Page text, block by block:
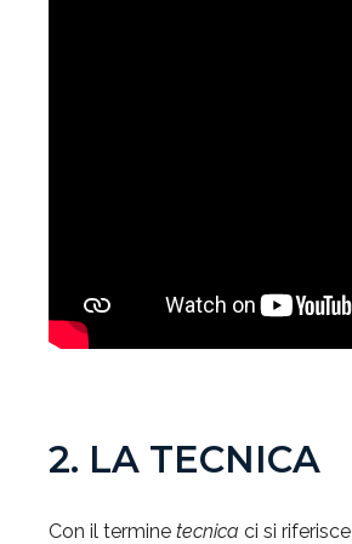
2. LA TECNICA
Con il termine tecnica ci si riferisce